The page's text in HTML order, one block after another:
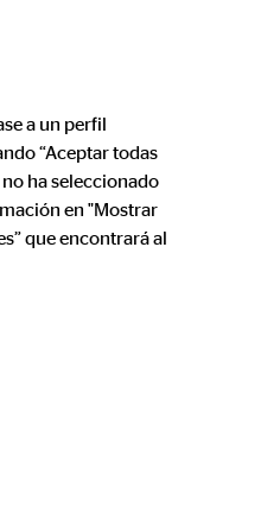
Convertirse en
a un perfil
“Aceptar todas
ha seleccionado
en "Mostrar
que encontrará al